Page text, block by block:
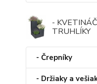
-
TRUHLÍKY
- Črepníky
- Držiaky a